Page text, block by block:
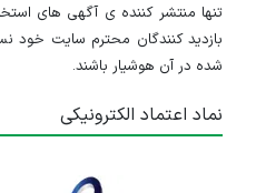
تنها منتشر کننده ی آگهی های
بازدید کنندگان محترم سایت
شده در آن هوشیار باشند.
نماد اعتماد الکترونیکی